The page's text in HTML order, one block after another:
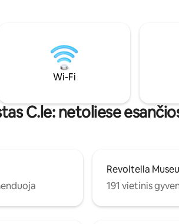
istorinėmis Teresės gatvėmis, per 10
minučių pėsčiomis pasieksite Piazza
Unità aikštę. Vaistinė, prekybos
ledų salonas ir restoranai vos už kelių
Wi-Fi
C.le: netoliese
Revoltella
191 vietinis